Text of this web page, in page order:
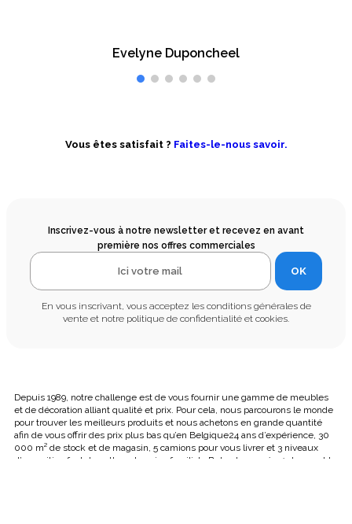
Evelyne Duponcheel
Vous êtes satisfait ? Faites-le-nous savoir.
Inscrivez-vous à notre newsletter et recevez en avant
première nos offres commerciales
OK
En vous inscrivant, vous acceptez les conditions générales de
vente et notre politique de confidentialité et cookies.
Depuis 1989, notre challenge est de vous fournir une gamme de meubles
et de décoration alliant qualité et prix. Pour cela, nous parcourons le monde
pour trouver les meilleurs produits et nous achetons en grande quantité
afin de vous offrir des prix plus bas qu’en Belgique24 ans d’expérience, 30
000 m² de stock et de magasin, 5 camions pour vous livrer et 3 niveaux
d’exposition font de cette entreprise familiale Belge le numéro 1 du meuble